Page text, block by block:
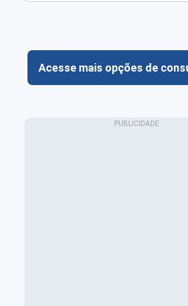
Acesse mais opções de